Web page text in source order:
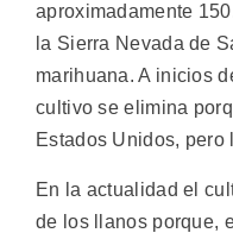
aproximadamente
la Sierra Nevada de
marihuana. A inicios
cultivo se elimina
Estados Unidos, pero
En la actualidad el
de los llanos porque,